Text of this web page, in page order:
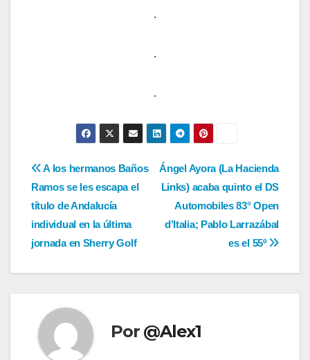
.
.
.
Navegación
de
entradas
Ángel Ayora (La Hacienda
Links) acaba quinto el DS
Automobiles 83° Open
d’Italia; Pablo Larrazábal
es el 55º
A los hermanos Baños
Ramos se les escapa el
título de Andalucía
individual en la última
jornada en Sherry Golf
Por @Alex1